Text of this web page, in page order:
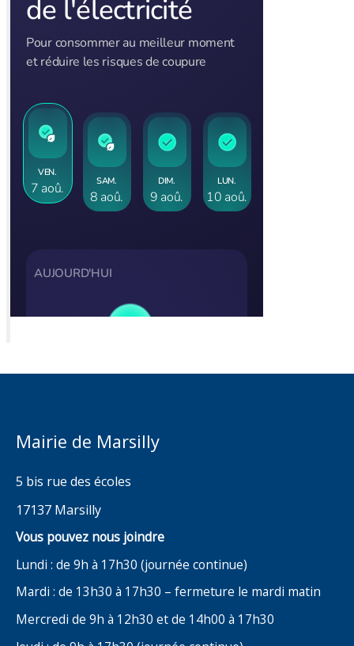
Mairie de Marsilly
5 bis rue des écoles
17137 Marsilly
Vous pouvez nous joindre
Lundi : de 9h à 17h30 (journée continue)
Mardi : de 13h30 à 17h30 – fermeture le mardi matin
Mercredi de 9h à 12h30 et de 14h00 à 17h30